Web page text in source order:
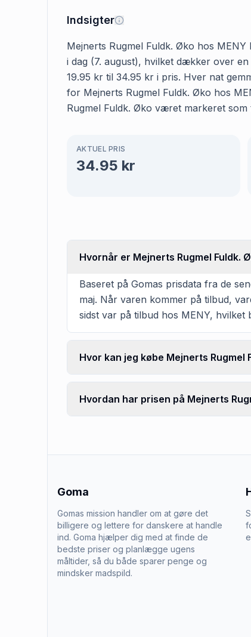
Indsigter
Mejnerts Rugmel Fuldk. Øko hos
i dag (7. august), hvilket dækker over
19.95 kr til 34.95 kr i pris. Hver nat
for Mejnerts Rugmel Fuldk. Øko hos
Rugmel Fuldk. Øko været markeret
AKTUEL PRIS
34.95 kr
Hvornår er Mejnerts Rugmel Fuldk.
Baseret på Gomas prisdata fra de
maj. Når varen kommer på tilbud,
sidst var på tilbud hos MENY,
Hvor kan jeg købe Mejnerts Rugmel
Hvordan har prisen på Mejnerts
Goma
Gomas mission handler om at gøre det
billigere og lettere for danskere at handle
ind. Goma hjælper dig med at finde de
bedste priser og planlægge ugens
måltider, så du både sparer penge og
mindsker madspild.